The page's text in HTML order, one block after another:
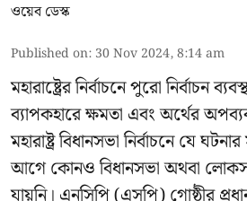
ওয়েব ডেস্ক
Published on: 30 Nov 2024, 8:14 am
মহারাষ্ট্রের নির্বাচনে পুরো নির্বাচন
ব্যাপকহারে ক্ষমতা এবং অর্থের
মহারাষ্ট্র বিধানসভা নির্বাচনে যে
আগে কোনও বিধানসভা অথবা